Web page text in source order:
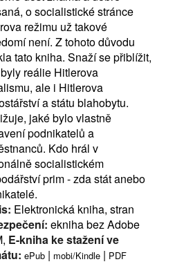
o socialistické stránce
režimu už takové
není. Z tohoto důvodu
tato kniha. Snaží se přiblížit,
reálie Hitlerova
ale i Hitlerova
a státu blahobytu.
jaké bylo vlastně
podnikatelů a
Kdo hrál v
socialistickém
prim - zda stát anebo
Elektronická kniha, stran
ekniha bez Adobe
E-kniha ke stažení ve
ePub | mobi/Kindle | PDF